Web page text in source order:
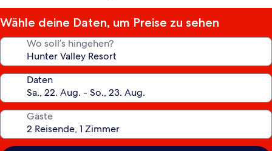
Wähle deine Daten, um Preise zu sehen
Wo soll’s hingehen?
Daten
Gäste